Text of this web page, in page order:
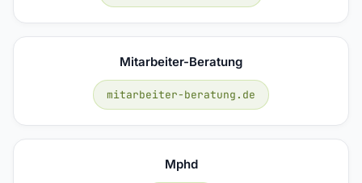
Mitarbeiter-Beratung
mitarbeiter-beratung.de
Mphd